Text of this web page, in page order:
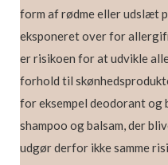
form af rødme eller udslæt
eksponeret over for
er risikoen for at udvikle
forhold til
for eksempel deodorant
shampoo og balsam, der
udgør derfor ikke samme